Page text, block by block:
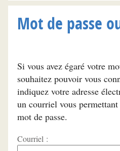
Mot de passe
Si vous avez égaré votre
souhaitez pouvoir vous
indiquez votre adresse
un courriel vous
mot de passe.
Courriel :